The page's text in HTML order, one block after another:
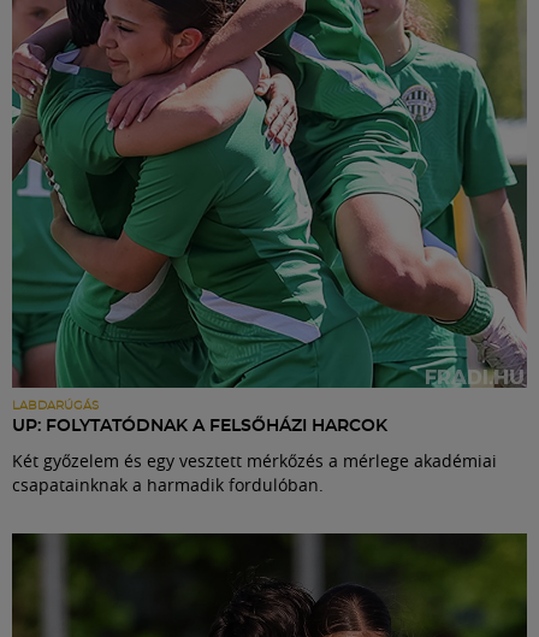
LABDARÚGÁS
UP: FOLYTATÓDNAK A FELSŐHÁZI HARCOK
Két győzelem és egy vesztett mérkőzés a mérlege akadémiai
csapatainknak a harmadik fordulóban.